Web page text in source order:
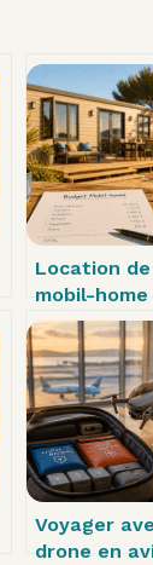
Location de
mobil-home
l’année :
réel, frais
et critères
choix
Voyager
drone en